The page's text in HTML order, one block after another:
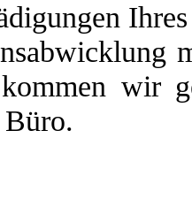
kommen wir
Büro.